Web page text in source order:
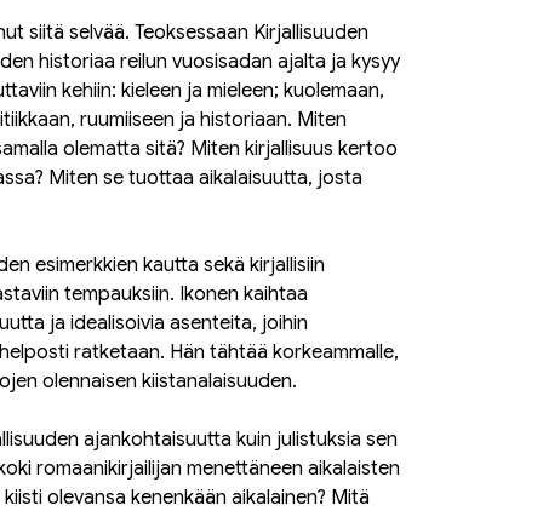
siitä selvää. Teoksessaan Kirjallisuuden
historiaa reilun vuosisadan ajalta ja kysyy
kehiin: kieleen ja mieleen; kuolemaan,
ruumiiseen ja historiaan. Miten
olematta sitä? Miten kirjallisuus kertoo
Miten se tuottaa aikalaisuutta, josta
esimerkkien kautta sekä kirjallisiin
tempauksiin. Ikonen kaihtaa
ja idealisoivia asenteita, joihin
ratketaan. Hän tähtää korkeammalle,
olennaisen kiistanalaisuuden.
ajankohtaisuutta kuin julistuksia sen
romaanikirjailijan menettäneen aikalaisten
olevansa kenenkään aikalainen? Mitä